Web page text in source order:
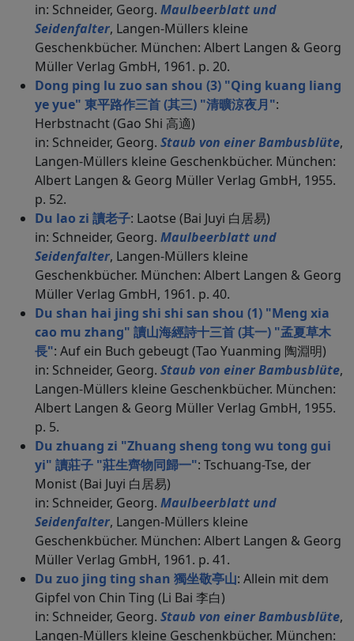
in: Schneider, Georg. Maulbeerblatt und
Seidenfalter, Langen-Müllers kleine
Geschenkbücher. München: Albert Langen & Georg
Müller Verlag GmbH, 1961. p. 20.
Dong ping lu zuo san shou (3) "Qing kuang liang
ye yue" 東平路作三首 (其三) "清曠涼夜月":
Herbstnacht (Gao Shi 高適)
in: Schneider, Georg. Staub von einer Bambusblüte,
Langen-Müllers kleine Geschenkbücher. München:
Albert Langen & Georg Müller Verlag GmbH, 1955.
p. 52.
Du lao zi 讀老子: Laotse (Bai Juyi 白居易)
in: Schneider, Georg. Maulbeerblatt und
Seidenfalter, Langen-Müllers kleine
Geschenkbücher. München: Albert Langen & Georg
Müller Verlag GmbH, 1961. p. 40.
Du shan hai jing shi shi san shou (1) "Meng xia
cao mu zhang" 讀山海經詩十三首 (其一) "孟夏草木
長": Auf ein Buch gebeugt (Tao Yuanming 陶淵明)
in: Schneider, Georg. Staub von einer Bambusblüte,
Langen-Müllers kleine Geschenkbücher. München:
Albert Langen & Georg Müller Verlag GmbH, 1955.
p. 5.
Du zhuang zi "Zhuang sheng tong wu tong gui
yi" 讀莊子 "莊生齊物同歸一": Tschuang-Tse, der
Monist (Bai Juyi 白居易)
in: Schneider, Georg. Maulbeerblatt und
Seidenfalter, Langen-Müllers kleine
Geschenkbücher. München: Albert Langen & Georg
Müller Verlag GmbH, 1961. p. 41.
Du zuo jing ting shan 獨坐敬亭山: Allein mit dem
Gipfel von Chin Ting (Li Bai 李白)
in: Schneider, Georg. Staub von einer Bambusblüte,
Langen-Müllers kleine Geschenkbücher. München: